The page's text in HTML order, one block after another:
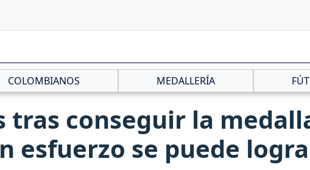
COLOMBIANOS MEDALLERÍA
tras conseguir la
esfuerzo se puede